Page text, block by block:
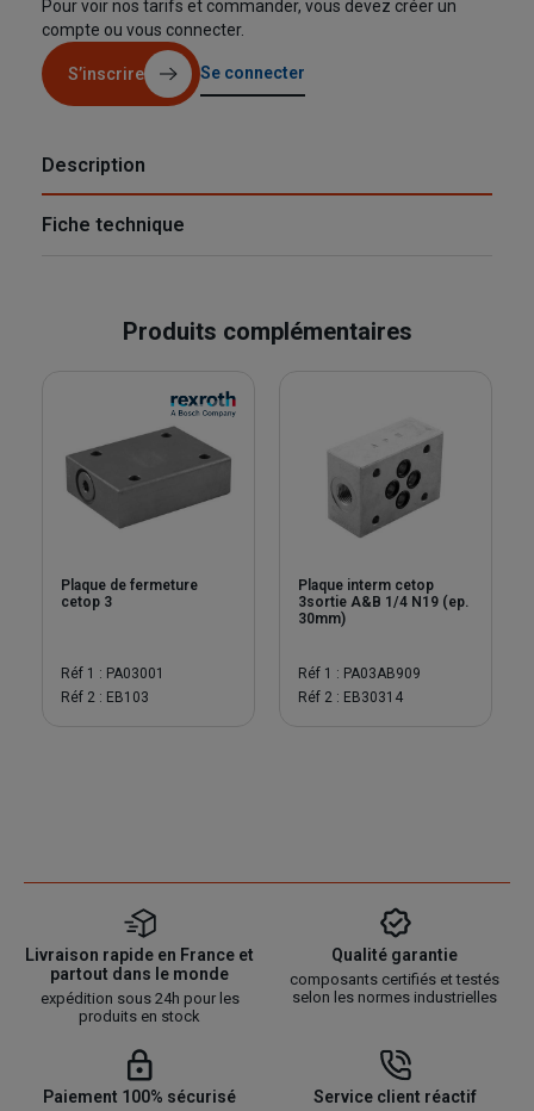
Pour voir nos tarifs et commander, vous devez créer un
compte ou vous connecter.
S’inscrire Se connecter
Description
Fiche technique
Produits complémentaires
Plaque de fermeture
cetop 3
Réf 1 : PA03001
Réf 2 : EB103
Plaque interm cetop
3sortie A&B 1/4 N19 (ep.
30mm)
Réf 1 : PA03AB909
Réf 2 : EB30314
Livraison rapide en France et
partout dans le monde
expédition sous 24h pour les
produits en stock
Qualité garantie
composants certifiés et testés
selon les normes industrielles
Paiement 100% sécurisé Service client réactif